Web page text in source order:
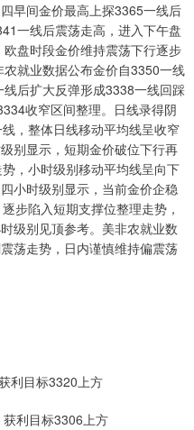
早间金价最高上探3365一线后
一线后震荡走高，进入下午盘
盘时段金价维持震荡下行逐步
就业数据公布金价自3350一线
后扩大反弹形成3338一线回踩
收窄区间整理。日线录得阴
，整体日线移动平均线呈收窄
别显示，短期金价破位下行再
，小时级别移动平均线呈向下
小时级别显示，当前金价企稳
步陷入短期支撑位整理走势，
级别见顶参考。美非农就业数
荡走势，日内谨慎维持偏震荡
利目标3320上方
利目标3306上方